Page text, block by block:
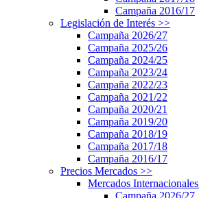
Campaña 2016/17
Legislación de Interés >>
Campaña 2026/27
Campaña 2025/26
Campaña 2024/25
Campaña 2023/24
Campaña 2022/23
Campaña 2021/22
Campaña 2020/21
Campaña 2019/20
Campaña 2018/19
Campaña 2017/18
Campaña 2016/17
Precios Mercados >>
Mercados Internacionales
Campaña 2026/27